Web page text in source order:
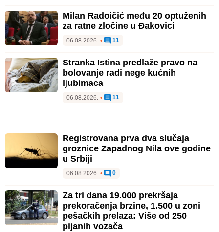
Milan Radoičić među 20 optuženih
za ratne zločine u Đakovici
06.08.2026. • 11
Stranka Istina predlaže pravo na
bolovanje radi nege kućnih
ljubimaca
06.08.2026. • 11
Registrovana prva dva slučaja
groznice Zapadnog Nila ove godine
u Srbiji
06.08.2026. • 0
Za tri dana 19.000 prekršaja
prekoračenja brzine, 1.500 u zoni
pešačkih prelaza: Više od 250
pijanih vozača